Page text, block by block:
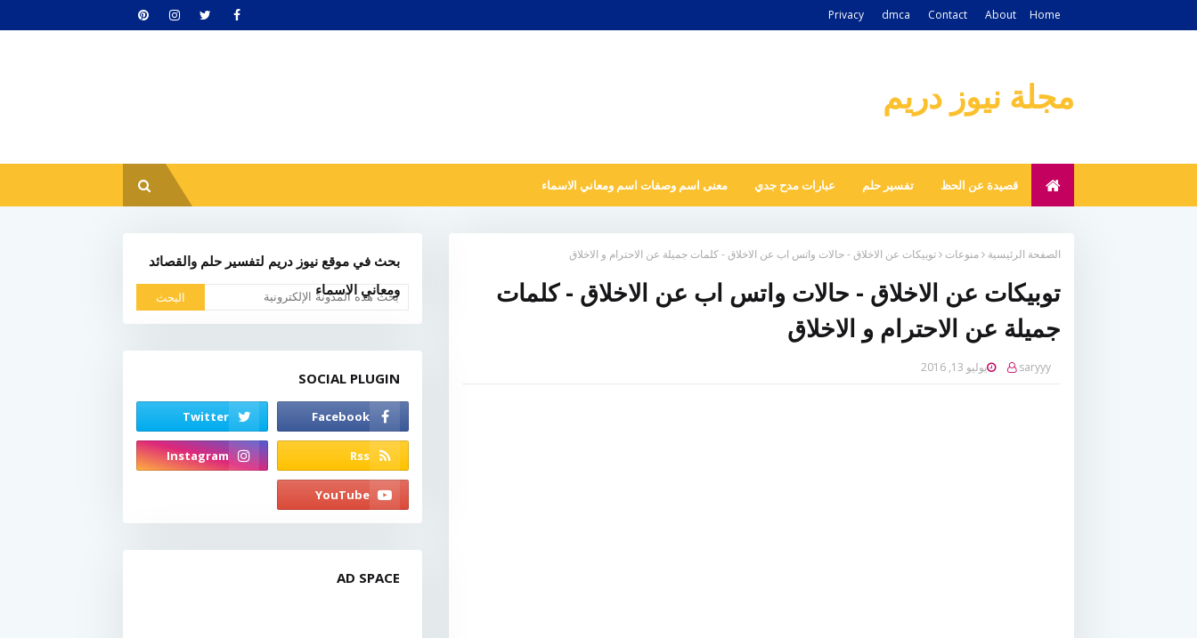
Home
About
Contact
dmca
Privacy
مجلة نيوز دريم
قصيدة عن الحظ تفسير حلم عبارات مدح جدي معنى اسم وصفات اسم ومعاني الاسماء
الصفحة الرئيسية منوعات توبيكات عن الاخلاق - حالات واتس اب عن الاخلاق - كلمات جميلة عن الاحترام و الاخلاق
توبيكات عن الاخلاق - حالات واتس اب عن الاخلاق - كلمات
جميلة عن الاحترام و الاخلاق
saryyy يوليو 13, 2016
بحث في موقع نيوز دريم لتفسير حلم والقصائد
ومعاني الاسماء
SOCIAL PLUGIN
AD SPACE